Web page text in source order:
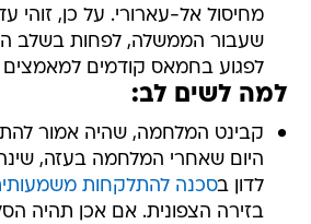
מחיסול אל-עארורי. על כן, זוהי
שעבור הממשלה, לפחות בשלב
לפגוע בחמאס קודמים
למה לשים לב:
קבינט המלחמה, שהיה אמור
היום שאחרי המלחמה בעזה,
לדון בסכנה להתלקחות
בזירה הצפונית. אם אכן תהיה